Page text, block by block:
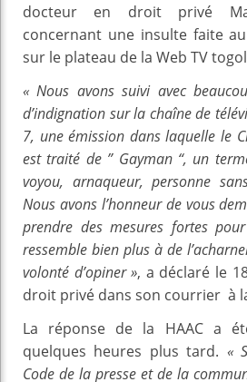
docteur en droit privé
concernant une insulte faite
sur le plateau de la Web TV
« Nous avons suivi avec
d’indignation sur la chaîne de
7, une émission dans laquelle le
est traité de ” Gayman “, un
voyou, arnaqueur, personne
Nous avons l’honneur de vous
prendre des mesures fortes
ressemble bien plus à de
volonté d’opiner », a déclaré le
droit privé dans son courrier à
La réponse de la HAAC a
quelques heures plus tard. «
Code de la presse et de la